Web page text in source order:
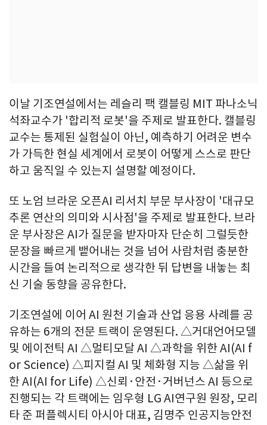
이날 기조연설에서는 레슬리 팩 캘블링 MIT 파나소닉
석좌교수가 '합리적 로봇'을 주제로 발표한다. 캘블링
교수는 통제된 실험실이 아닌, 예측하기 어려운 변수
가 가득한 현실 세계에서 로봇이 어떻게 스스로 판단
하고 움직일 수 있는지 설명할 예정이다.
또 노엄 브라운 오픈AI 리서치 부문 부사장이 '대규모
추론 연산의 의미와 시사점'을 주제로 발표한다. 브라
운 부사장은 AI가 질문을 받자마자 단순히 그럴듯한
문장을 빠르게 뱉어내는 것을 넘어 사람처럼 충분한
시간을 들여 논리적으로 생각한 뒤 답변을 내놓는 최
신 기술 동향을 공유한다.
기조연설에 이어 AI 원천 기술과 산업 응용 사례를 공
유하는 6개의 전문 트랙이 운영된다. △거대언어모델
및 에이전틱 AI △멀티모달 AI △과학을 위한 AI(AI f
or Science) △피지컬 AI 및 체화형 지능 △삶을 위
한 AI(AI for Life) △신뢰·안전·거버넌스 AI 등으로
진행되는 각 트랙에는 임우형 LG AI연구원 원장, 모리
타 준 퍼플렉시티 아시아 대표, 김명주 인공지능안전